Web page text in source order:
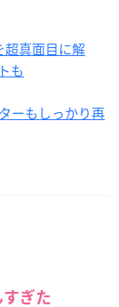
超真面目に解
も
ーもしっかり再
ぎた